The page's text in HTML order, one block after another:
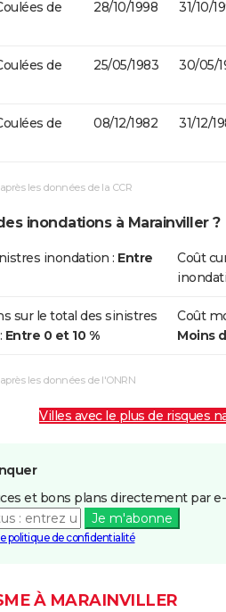
de
28/10/1998 31/10/
de
25/05/1983 30/05/
de
08/12/1982 31/12/
les données de la CCR
inondations à Marainviller ?
inondation : Entre
Coût
sur le total des sinistres
Entre 0 et 10 %
Coût
Moins
les données de l'ONRN
Villes avec le plus de risques
et bons plans directement par
Je m'abonne
politique de confidentialité
À MARAINVILLER